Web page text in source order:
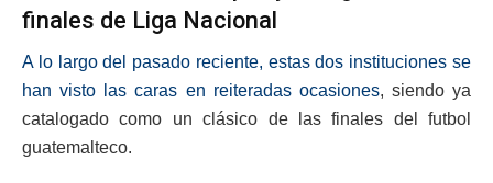
finales de Liga Nacional
A lo largo del pasado reciente, estas dos instituciones se
han visto las caras en reiteradas ocasiones, siendo ya
catalogado como un clásico de las finales del futbol
guatemalteco.